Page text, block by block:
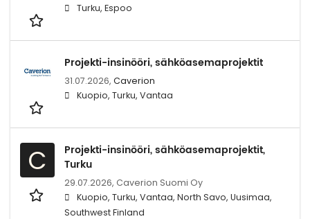
Turku, Espoo
Projekti-insinööri, sähköasemaprojektit
31.07.2026, Caverion
Kuopio, Turku, Vantaa
C
Projekti-insinööri, sähköasemaprojektit,
Turku
29.07.2026, Caverion Suomi Oy
Kuopio, Turku, Vantaa, North Savo, Uusimaa,
Southwest Finland